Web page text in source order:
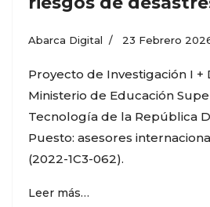
Abarca Digital 23 Febrero
Proyecto de Investigación I +
Ministerio de Educación
Tecnología de la República
Puesto: asesores
(2022-1C3-062).
Leer más…